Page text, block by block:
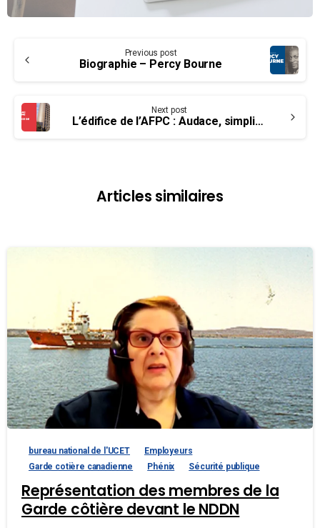
Reading
Previous post
Biographie – Percy Bourne
Next post
L’édifice de l’AFPC : Audace, simplicité et élégance
Articles similaires
bureau national de l'UCET
Employeurs
Garde cotière canadienne
Phénix Sécurité publique
Représentation des membres de la
Garde côtière devant le NDDN